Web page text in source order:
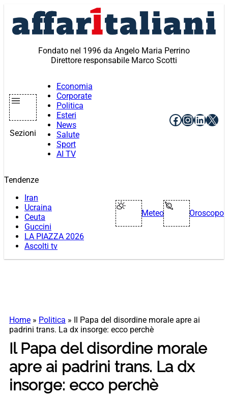
contenuto
Fondato nel 1996 da Angelo Maria Perrino
Direttore responsabile Marco Scotti
Sezioni
Economia
Corporate
Politica
Esteri
News
Salute
Sport
AI TV
Facebook
X
Tendenze
Iran
Ucraina
Ceuta
Guccini
LA PIAZZA 2026
Ascolti tv
Meteo Oroscopo
Home » Politica »
Il Papa del disordine morale apre ai
padrini trans. La dx insorge: ecco perchè
Il Papa del disordine morale
apre ai padrini trans. La dx
insorge: ecco perchè